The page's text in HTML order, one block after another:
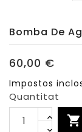
Bomba De
60,00 €
Impostos
Quantitat
